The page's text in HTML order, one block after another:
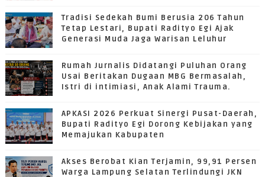
Tradisi Sedekah Bumi Berusia 206 Tahun
Tetap Lestari, Bupati Radityo Egi Ajak
Generasi Muda Jaga Warisan Leluhur
Rumah Jurnalis Didatangi Puluhan Orang
Usai Beritakan Dugaan MBG Bermasalah,
Istri di intimiasi, Anak Alami Trauma.
APKASI 2026 Perkuat Sinergi Pusat-Daerah,
Bupati Radityo Egi Dorong Kebijakan yang
Memajukan Kabupaten
Akses Berobat Kian Terjamin, 99,91 Persen
Warga Lampung Selatan Terlindungi JKN